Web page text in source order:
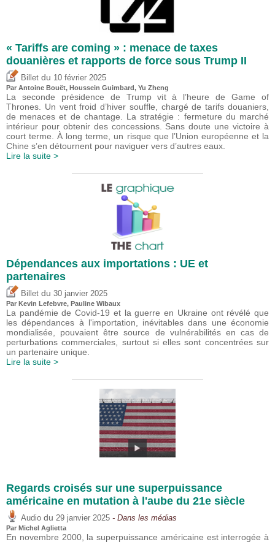
« Tariffs are coming » : menace de taxes
douanières et rapports de force sous Trump II
Billet du 10 février 2025
Par Antoine Bouët, Houssein Guimbard, Yu Zheng
La seconde présidence de Trump vit à l’heure de Game of
Thrones. Un vent froid d’hiver souffle, chargé de tarifs douaniers,
de menaces et de chantage. La stratégie : fermeture du marché
intérieur pour obtenir des concessions. Sans doute une victoire à
court terme. À long terme, un risque que l’Union européenne et la
Chine s’en détournent pour naviguer vers d’autres eaux.
Lire la suite >
Dépendances aux importations : UE et
partenaires
Billet du 30 janvier 2025
Par Kevin Lefebvre, Pauline Wibaux
La pandémie de Covid-19 et la guerre en Ukraine ont révélé que
les dépendances à l'importation, inévitables dans une économie
mondialisée, pouvaient être source de vulnérabilités en cas de
perturbations commerciales, surtout si elles sont concentrées sur
un partenaire unique.
Lire la suite >
Regards croisés sur une superpuissance
américaine en mutation à l'aube du 21e siècle
Audio du 29 janvier 2025 - Dans les médias
Par Michel Aglietta
En novembre 2000, la superpuissance américaine est interrogée à